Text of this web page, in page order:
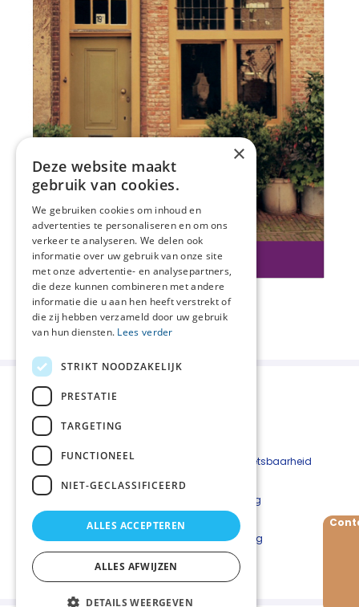
Deel deze pagina:
Beveiligingskwetsbaarheid
melden
Cookieverklaring
Disclaimer
Privacyverklaring
×
Deze website maakt
gebruik van cookies.
We gebruiken cookies om inhoud en
advertenties te personaliseren en om ons
verkeer te analyseren. We delen ook
informatie over uw gebruik van onze site
met onze advertentie- en analysepartners,
die deze kunnen combineren met andere
informatie die u aan hen heeft verstrekt of
die zij hebben verzameld door uw gebruik
van hun diensten. Lees verder
STRIKT NOODZAKELIJK
PRESTATIE
TARGETING
FUNCTIONEEL
NIET-GECLASSIFICEERD
ALLES ACCEPTEREN
ALLES AFWIJZEN
DETAILS WEERGEVEN